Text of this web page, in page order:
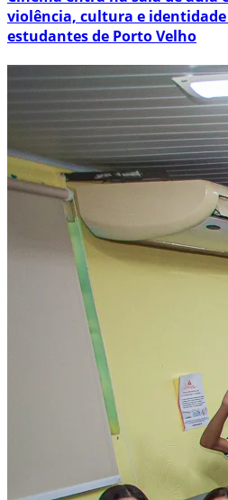
violência, cultura e
estudantes de Porto Velho